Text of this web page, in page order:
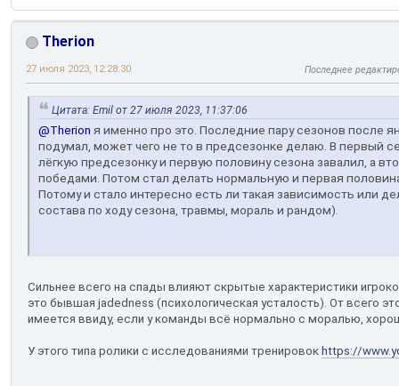
Therion
27 июля 2023, 12:28:30 Последнее
Цитата: Emil от 27 июля 2023, 11:37:06
@Therion я именно про это. Последние пару сезонов после
подумал, может чего не то в предсезонке делаю. В первый
лёгкую предсезонку и первую половину сезона завалил, а
победами. Потом стал делать нормальную и первая
Потому и стало интересно есть ли такая зависимость или
состава по ходу сезона, травмы, мораль и рандом).
Сильнее всего на спады влияют скрытые характеристики
это бывшая jadedness (психологическая усталость). От всего
имеется ввиду, если у команды всё нормально с моралью,
У этого типа ролики с исследованиями тренировок https://